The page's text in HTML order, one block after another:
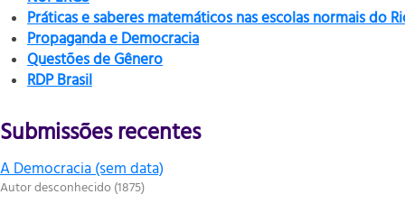
Práticas e saberes matemáticos nas escolas normais do
Propaganda e Democracia
Questões de Gênero
RDP Brasil
Submissões recentes
A Democracia (sem data)
Autor desconhecido(1875)